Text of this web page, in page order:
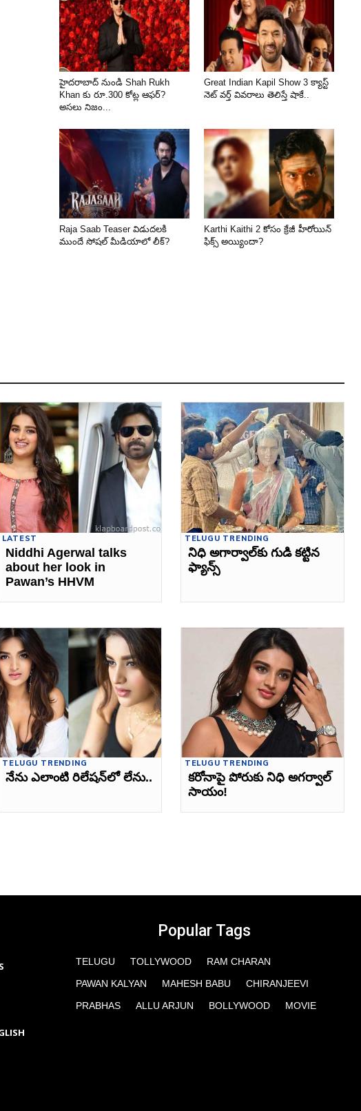
హైదరాబాద్ నుండి Shah Rukh
Khan కు రూ.300 కోట్ల ఆఫర్?
అసలు నిజం...
Great Indian Kapil Show 3 క్యాస్ట్
నెట్ వర్త్ వివరాలు తెలిస్తే షాకే..
Raja Saab Teaser విడుదలకి
ముందే సోషల్ మీడియాలో లీక్?
Karthi Kaithi 2 కోసం క్రేజీ హీరోయిన్
ఫిక్స్ అయ్యిందా?
LATEST
Niddhi Agerwal talks
about her look in
Pawan’s HHVM
TELUGU TRENDING
నిధి అగార్వాల్‌కు గుడి కట్టిన
ఫ్యాన్స్‌
TELUGU TRENDING
నేను ఎలాంటి రిలేషన్‌లో లేను..
TELUGU TRENDING
కరోనాపై పోరుకు నిధి అగర్వాల్‌
సాయం!
Popular Tags
TELUGU TOLLYWOOD
RAM CHARAN
PAWAN KALYAN
MAHESH BABU
CHIRANJEEVI
PRABHAS
ALLU ARJUN BOLLYWOOD MOVIE